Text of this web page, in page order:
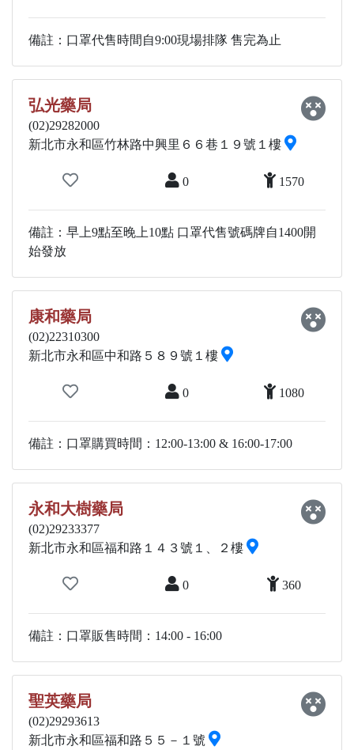
備註：口罩代售時間自9:00現場排隊 售完為止
弘光藥局
(02)29282000
新北市永和區竹林路中興里６６巷１９號１樓
0 1570
備註：早上9點至晚上10點 口罩代售號碼牌自1400開
始發放
康和藥局
(02)22310300
新北市永和區中和路５８９號１樓
0 1080
備註：口罩購買時間：12:00-13:00 & 16:00-17:00
永和大樹藥局
(02)29233377
新北市永和區福和路１４３號１、２樓
0 360
備註：口罩販售時間：14:00 - 16:00
聖英藥局
(02)29293613
新北市永和區福和路５５－１號